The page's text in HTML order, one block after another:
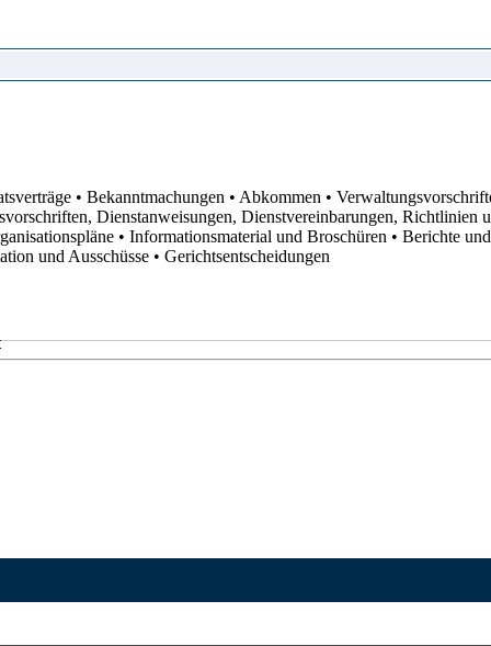
• Bekanntmachungen • Abkommen •
Dienstanweisungen, Dienstvereinbarungen, Richtlinien
• Informationsmaterial und Broschüren • Berichte
und Ausschüsse • Gerichtsentscheidungen